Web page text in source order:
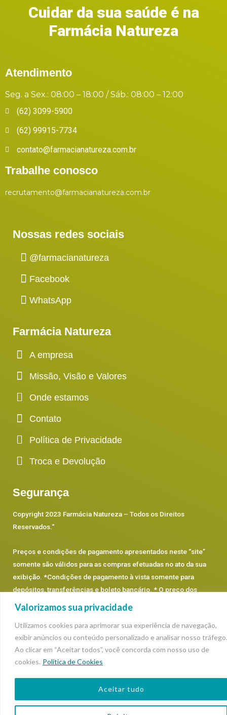
Valorizamos sua privacidade
Utilizamos cookies para aprimorar sua experiência de navegação,
exibir anúncios ou conteúdo personalizado e analisar nosso tráfego.
Ao clicar em “Aceitar todos”, você concorda com nosso uso de
cookies. Política de Cookies
Aceitar tudo
Cuidar da sua saúde é na
Farmácia Natureza
Atendimento
Seg. a Sex.: 08:00 – 18:00 / Sáb.: 08:00 – 12:00
(62) 3099-5900
(62) 99915-7734
contato@farmacianatureza.com.br
Trabalhe conosco
recrutamento@farmacianatureza.com.br
Nossas redes sociais
@farmacianatureza
Facebook
WhatsApp
Farmácia Natureza
A empresa
Missão, Visão e Valores
Onde estamos
Contato
Política de Privacidade
Troca e Devolução
Segurança
Copyright 2023 Farmácia Natureza – Todos os Direitos
Reservados.“
Preços e condições de pagamento apresentados neste “site”
somente são válidos para as compras efetuadas no ato da sua
exibição. *Condições de pagamento à vista somente para
depósitos, transferências e boleto bancário. * O preço dos
produtos prevalecerá os que estão dentro de cada categoria,
podendo sofrer alterações.